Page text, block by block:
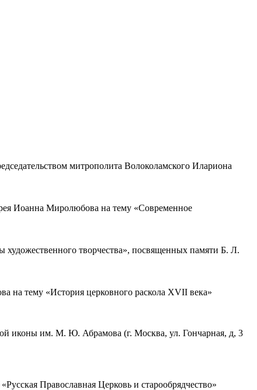
митрополита Волоколамского Илариона
Иоанна Миролюбова на тему «Современное
творчества», посвященных памяти Б. Л.
на тему «История церковного раскола XVII века»
иконы им. М. Ю. Абрамова (г. Москва, ул. Гончарная, д, 3
Православная Церковь и старообрядчество»